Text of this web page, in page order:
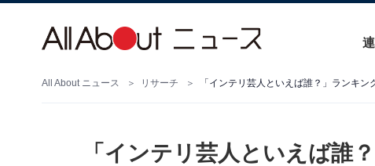
All About ニュース リサーチ 「インテリ芸人といえば誰？」ランキ
「インテリ芸人といえば誰